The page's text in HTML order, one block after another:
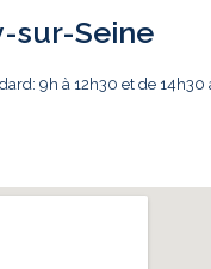
sur-Seine
9h à 12h30 et de 14h30